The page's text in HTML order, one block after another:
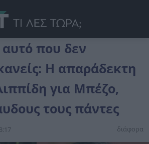
αυτό που δεν
Η απαράδεκτη
για Μπέζο,
τους πάντες
διάφορα